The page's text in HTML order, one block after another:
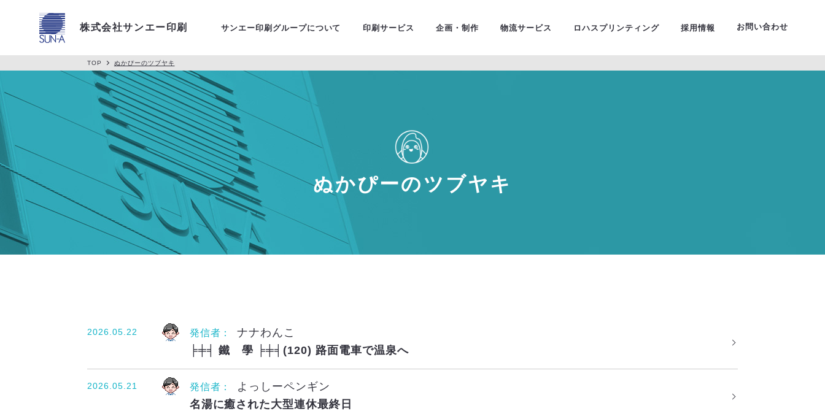
株式会社サンエー印刷 サンエー印刷グループについて 印刷サービス
金融・証券
企画・制作 物流サービス ロハスプリンティング 採用情報 お問い合わせ
TOP ぬかぴーのツブヤキ
ぬかぴーのツブヤキ
2026.05.22 発信者：
ナナわんこ
╞╪╡ 鐵 學 ╞╪╡(120) 路面電車で温泉へ
2026.05.21 発信者：
よっしーペンギン
名湯に癒された大型連休最終日